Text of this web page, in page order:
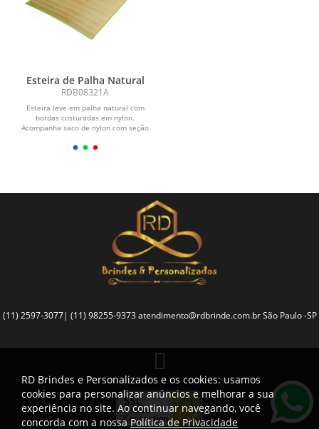
Esteira de Palha Natural
RDB08321A
Esteira leve em palha natural com
bordas costuradas em nylon.
Acompanha saco de nylon com seção
(11) 2597-3077| (11) 98255-9373 atendimento@rdbrinde.com.br São Paulo -SP
RD Brindes e Personalizados e os cookies: usamos
cookies para personalizar anúncios e melhorar a sua
experiência no site. Ao continuar navegando, você
concorda com a nossaPolítica de Privacidade